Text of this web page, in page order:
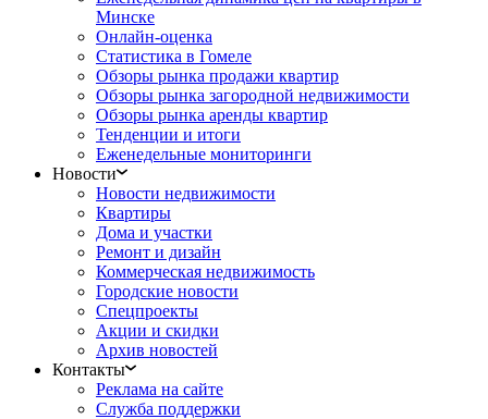
Минске
Онлайн-оценка
Статистика в Гомеле
Обзоры рынка продажи квартир
Обзоры рынка загородной недвижимости
Обзоры рынка аренды квартир
Тенденции и итоги
Еженедельные мониторинги
Новости
Новости недвижимости
Квартиры
Дома и участки
Ремонт и дизайн
Коммерческая недвижимость
Городские новости
Спецпроекты
Акции и скидки
Архив новостей
Контакты
Реклама на сайте
Служба поддержки